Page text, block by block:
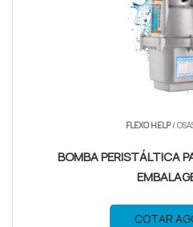
FLEXO HELP/
BOMBA PERISTÁLTICA
COTAR